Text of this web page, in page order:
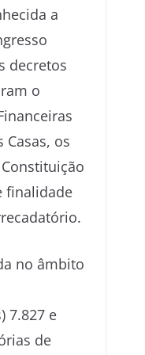
a
decretos
o
Casas, os
finalidade
no âmbito
7.827 e
de